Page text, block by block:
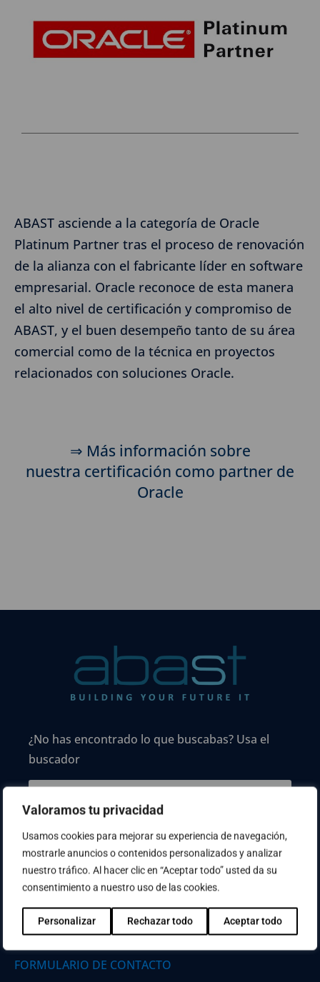
Valoramos tu privacidad
Usamos cookies para mejorar su experiencia de navegación,
mostrarle anuncios o contenidos personalizados y analizar
nuestro tráfico. Al hacer clic en “Aceptar todo” usted da su
consentimiento a nuestro uso de las cookies.
Personalizar Rechazar todo Aceptar todo
ABAST asciende a la categoría de Oracle
Platinum Partner tras el proceso de renovación
de la alianza con el fabricante líder en software
empresarial. Oracle reconoce de esta manera
el alto nivel de certificación y compromiso de
ABAST, y el buen desempeño tanto de su área
comercial como de la técnica en proyectos
relacionados con soluciones Oracle.
⇒ Más información sobre
nuestra certificación como partner de
Oracle
¿No has encontrado lo que buscabas? Usa el
buscador
Contacta con nosotros:
FORMULARIO DE CONTACTO